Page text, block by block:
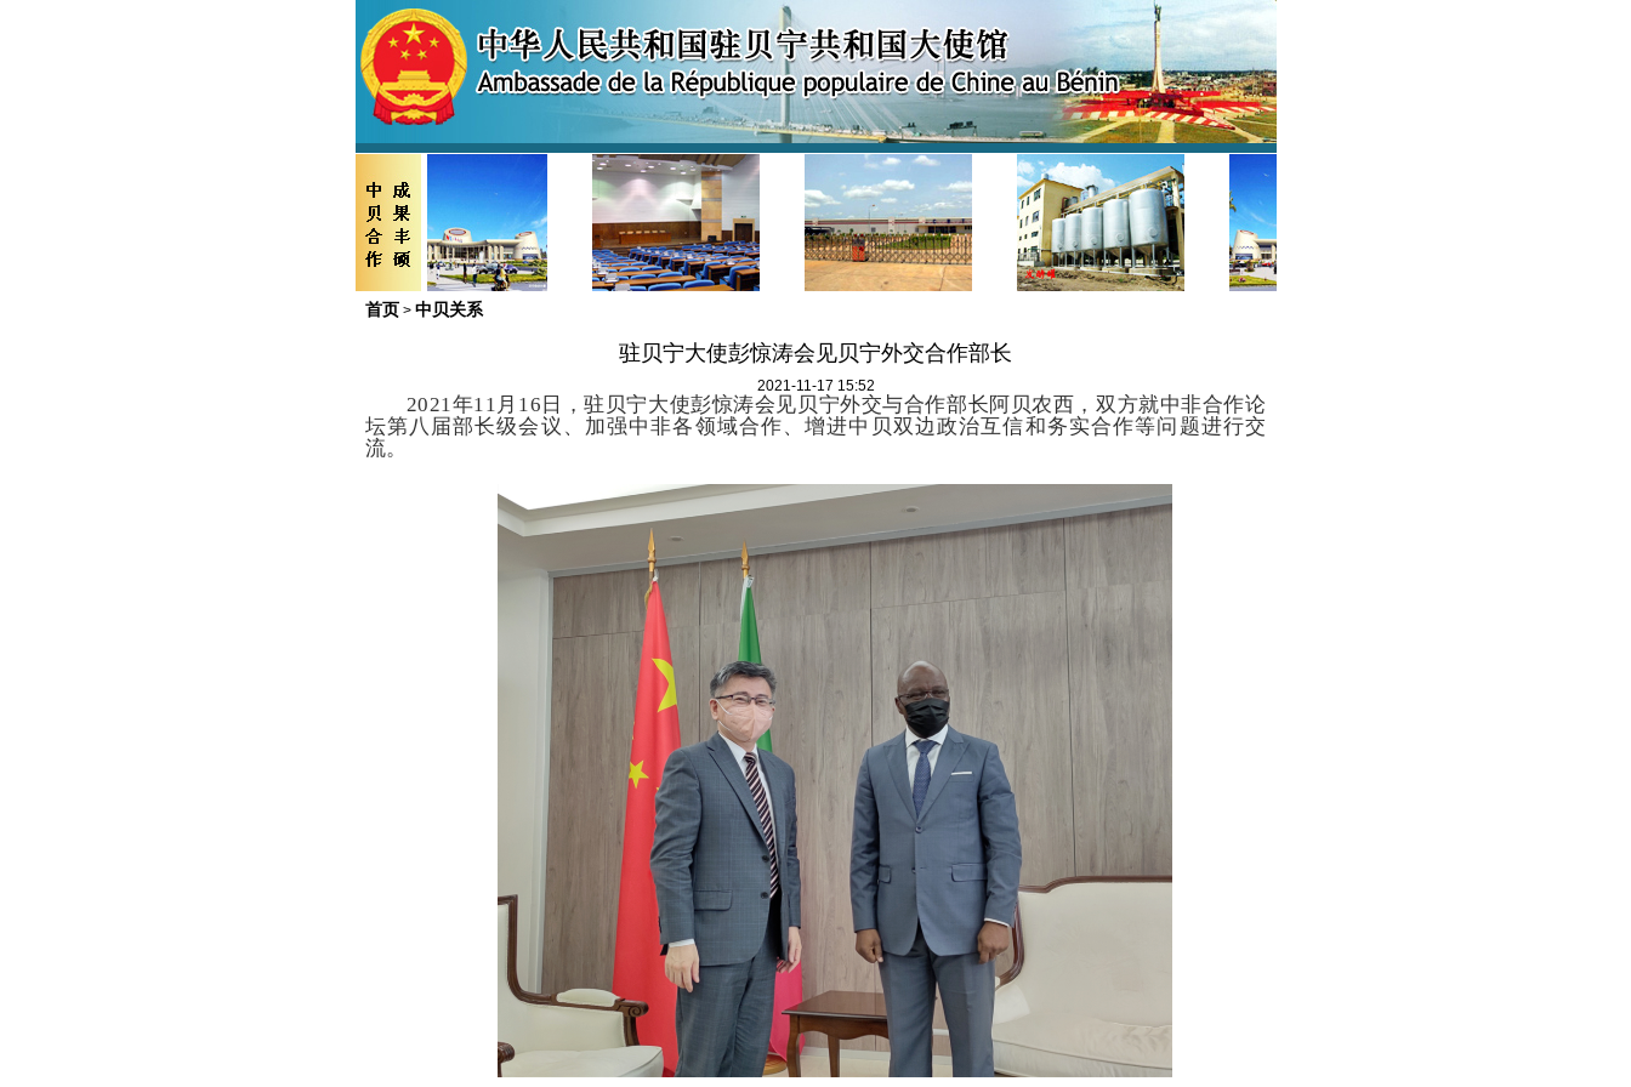
首页 > 中贝关系
驻贝宁大使彭惊涛会见贝宁外交合作部长
2021-11-17 15:52
2021年11月16日，驻贝宁大使彭惊涛会见贝宁外交与合作部长阿贝农西，双方就中非合作论
坛第八届部长级会议、加强中非各领域合作、增进中贝双边政治互信和务实合作等问题进行交
流。